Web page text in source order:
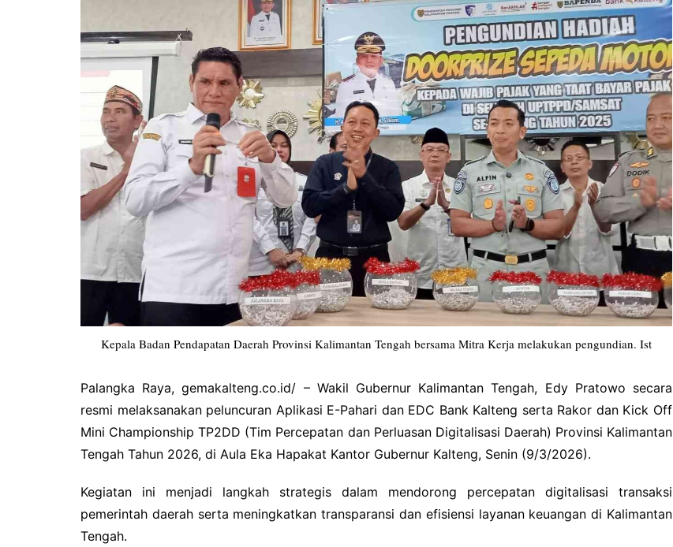
Pemkab Lamandau
Pemkab Mura
Pemkab Pulang Pisau
Pemkab Seruyan
Pemkab Sukamara
Pemko Palangka Raya
DPRD Kotawaringin Timur
DPRD Lamandau
DPRD Murung Raya
DPRD Palangka Raya
DPRD Pulang Pisau
DPRD Seruyan
DPRD Sukamara
Kepala Badan Pendapatan Daerah Provinsi Kalimantan Tengah bersama Mitra Kerja melakukan pengundian. Ist
Palangka Raya, gemakalteng.co.id/ – Wakil Gubernur Kalimantan Tengah, Edy Pratowo secara
resmi melaksanakan peluncuran Aplikasi E-Pahari dan EDC Bank Kalteng serta Rakor dan Kick Off
Mini Championship TP2DD (Tim Percepatan dan Perluasan Digitalisasi Daerah) Provinsi Kalimantan
Tengah Tahun 2026, di Aula Eka Hapakat Kantor Gubernur Kalteng, Senin (9/3/2026).
Kegiatan ini menjadi langkah strategis dalam mendorong percepatan digitalisasi transaksi
pemerintah daerah serta meningkatkan transparansi dan efisiensi layanan keuangan di Kalimantan
Tengah.